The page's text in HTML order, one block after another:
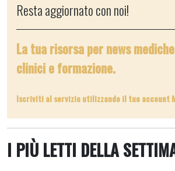
Resta aggiornato con noi!
La tua risorsa per news
clinici e formazione.
Iscriviti al servizio utilizzando il tuo account
I PIÙ LETTI DELLA